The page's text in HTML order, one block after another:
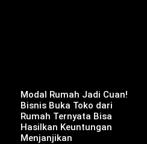
Modal Rumah Jadi Cuan!
Bisnis Buka Toko dari
Rumah Ternyata Bisa
Hasilkan Keuntungan
Menjanjikan